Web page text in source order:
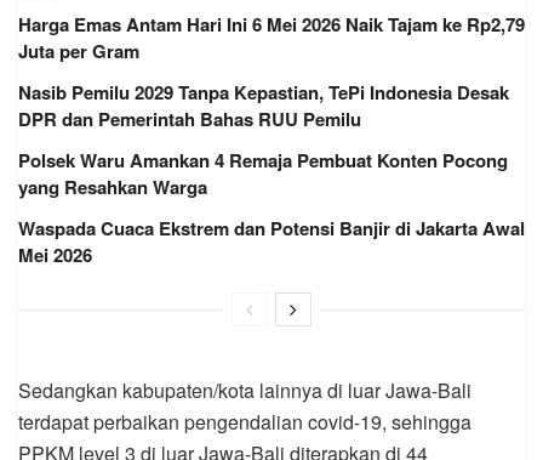
Harga Emas Antam Hari Ini 6 Mei 2026 Naik Tajam ke Rp2,79
Juta per Gram
Nasib Pemilu 2029 Tanpa Kepastian, TePi Indonesia Desak
DPR dan Pemerintah Bahas RUU Pemilu
Polsek Waru Amankan 4 Remaja Pembuat Konten Pocong
yang Resahkan Warga
Waspada Cuaca Ekstrem dan Potensi Banjir di Jakarta Awal
Mei 2026
Sedangkan kabupaten/kota lainnya di luar Jawa-Bali
terdapat perbaikan pengendalian covid-19, sehingga
PPKM level 3 di luar Jawa-Bali diterapkan di 44